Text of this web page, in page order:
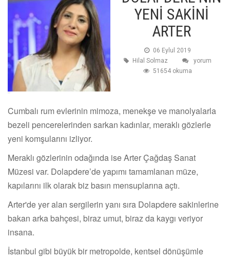
YENİ SAKİNİ
ARTER
06 Eylul 2019
Hilal Solmaz
yorum
51654 okuma
Cumbalı rum evlerinin mimoza, menekşe ve manolyalarla
bezeli pencerelerinden sarkan kadınlar, meraklı gözlerle
yeni komşularını izliyor.
Meraklı gözlerinin odağında ise Arter Çağdaş Sanat
Müzesi var. Dolapdere’de yapımı tamamlanan müze,
kapılarını ilk olarak biz basın mensuplarına açtı.
Arter'de yer alan sergilerin yanı sıra Dolapdere sakinlerine
bakan arka bahçesi, biraz umut, biraz da kaygı veriyor
insana.
İstanbul gibi büyük bir metropolde, kentsel dönüşümle